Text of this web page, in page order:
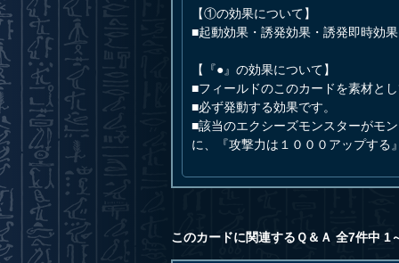
【①の効果について】
■起動効果・誘発効果・誘発即時効
【『●』の効果について】
■フィールドのこのカードを素材と
■必ず発動する効果です。
■該当のエクシーズモンスターがモ
に、『攻撃力は１０００アップする
このカードに関連するＱ＆Ａ 全7件中 1